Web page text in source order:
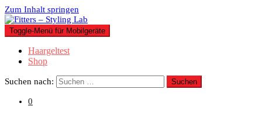
Zum Inhalt springen
Toggle-Menü für Mobilgeräte
Haargeltest
Shop
Suchen nach:
0